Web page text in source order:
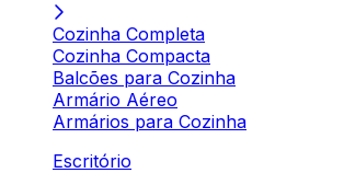
Cozinha Completa
Cozinha Compacta
Balcões para Cozinha
Armário Aéreo
Armários para Cozinha
Escritório